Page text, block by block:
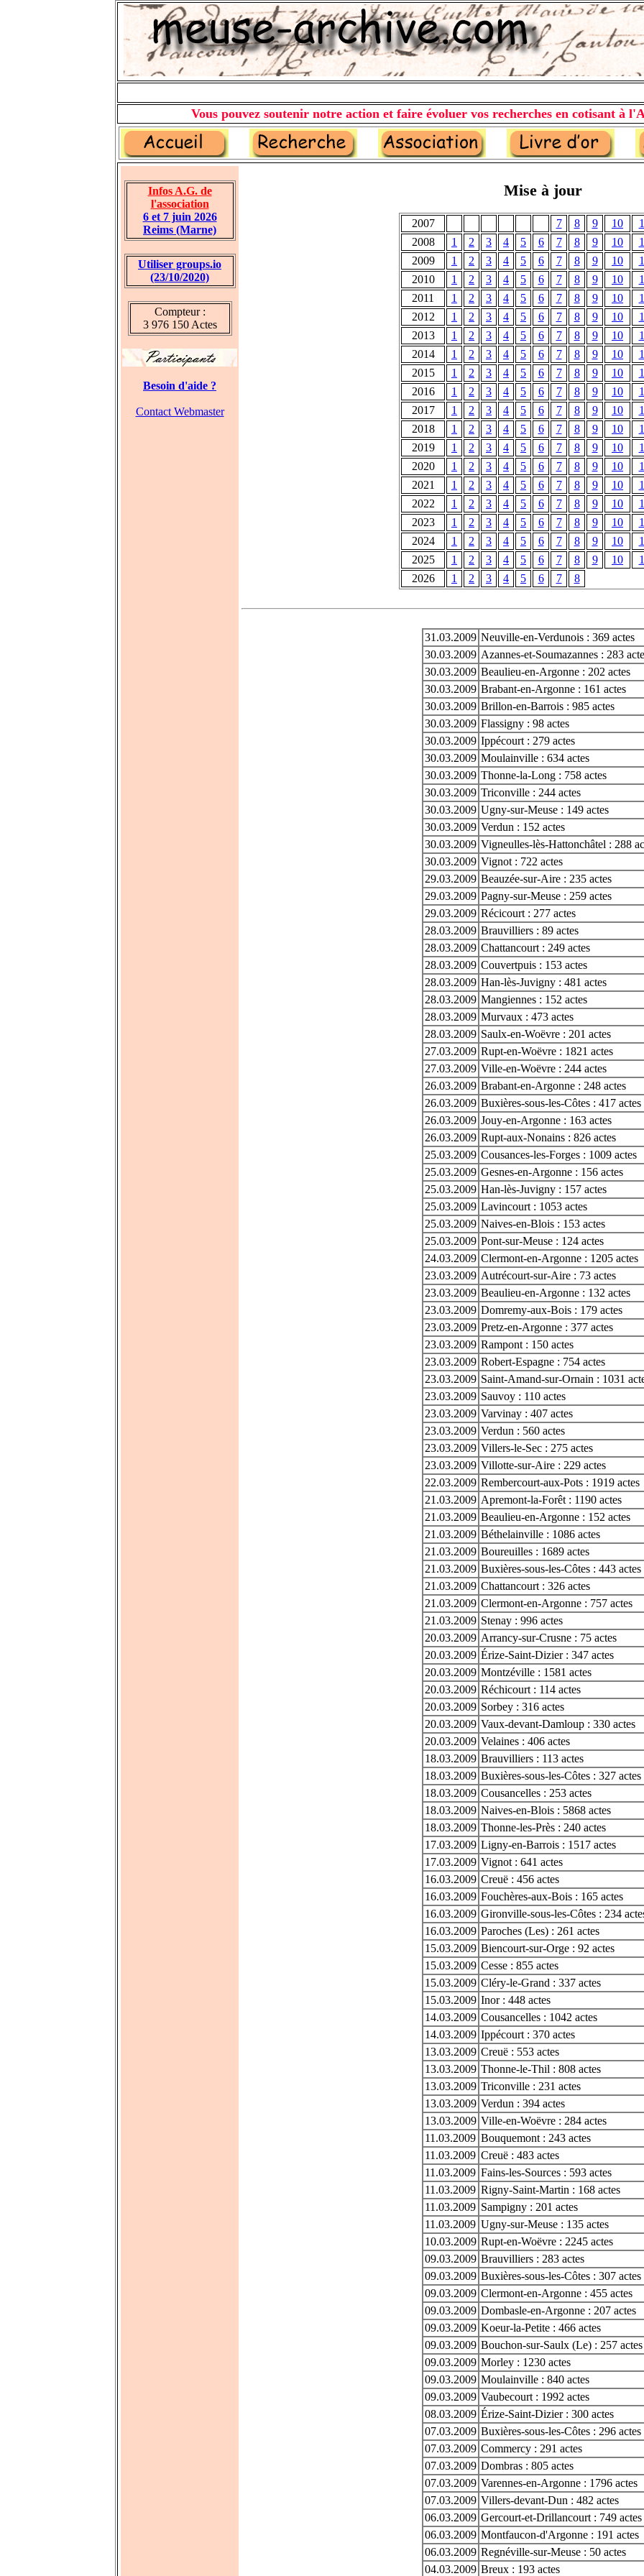
Vous pouvez soutenir notre action et faire évoluer vos recherches en cotisant à
Infos A.G. de
l'association
6 et 7 juin 2026
Reims (Marne)
Utiliser groups.io
(23/10/2020)
Compteur :
3 976 150 Actes
Besoin d'aide ?
Contact Webmaster
Mise à jour
2007 7 8 9 10
2008
1 2 3 4 5 6 7 8 9 10
2009
1 2 3 4 5 6 7 8 9 10
2010
1 2 3 4 5 6 7 8 9 10
2011
1 2 3 4 5 6 7 8 9 10
2012
1 2 3 4 5 6 7 8 9 10
2013
1 2 3 4 5 6 7 8 9 10
2014
1 2 3 4 5 6 7 8 9 10
2015
1 2 3 4 5 6 7 8 9 10
2016
1 2 3 4 5 6 7 8 9 10
2017
1 2 3 4 5 6 7 8 9 10
2018
1 2 3 4 5 6 7 8 9 10
2019
1 2 3 4 5 6 7 8 9 10
2020
1 2 3 4 5 6 7 8 9 10
2021
1 2 3 4 5 6 7 8 9 10
2022
1 2 3 4 5 6 7 8 9 10
2023
1 2 3 4 5 6 7 8 9 10
2024
1 2 3 4 5 6 7 8 9 10
2025
1 2 3 4 5 6 7 8 9 10
2026
1 2 3 4 5 6 7 8
31.03.2009 Neuville-en-Verdunois : 369 actes
30.03.2009 Azannes-et-Soumazannes : 283
30.03.2009 Beaulieu-en-Argonne : 202 actes
30.03.2009 Brabant-en-Argonne : 161 actes
30.03.2009 Brillon-en-Barrois : 985 actes
30.03.2009 Flassigny : 98 actes
30.03.2009 Ippécourt : 279 actes
30.03.2009 Moulainville : 634 actes
30.03.2009 Thonne-la-Long : 758 actes
30.03.2009 Triconville : 244 actes
30.03.2009 Ugny-sur-Meuse : 149 actes
30.03.2009 Verdun : 152 actes
30.03.2009 Vigneulles-lès-Hattonchâtel : 288
30.03.2009 Vignot : 722 actes
29.03.2009 Beauzée-sur-Aire : 235 actes
29.03.2009 Pagny-sur-Meuse : 259 actes
29.03.2009 Récicourt : 277 actes
28.03.2009 Brauvilliers : 89 actes
28.03.2009 Chattancourt : 249 actes
28.03.2009 Couvertpuis : 153 actes
28.03.2009 Han-lès-Juvigny : 481 actes
28.03.2009 Mangiennes : 152 actes
28.03.2009 Murvaux : 473 actes
28.03.2009 Saulx-en-Woëvre : 201 actes
27.03.2009 Rupt-en-Woëvre : 1821 actes
27.03.2009 Ville-en-Woëvre : 244 actes
26.03.2009 Brabant-en-Argonne : 248 actes
26.03.2009 Buxières-sous-les-Côtes : 417 actes
26.03.2009 Jouy-en-Argonne : 163 actes
26.03.2009 Rupt-aux-Nonains : 826 actes
25.03.2009 Cousances-les-Forges : 1009 actes
25.03.2009 Gesnes-en-Argonne : 156 actes
25.03.2009 Han-lès-Juvigny : 157 actes
25.03.2009 Lavincourt : 1053 actes
25.03.2009 Naives-en-Blois : 153 actes
25.03.2009 Pont-sur-Meuse : 124 actes
24.03.2009 Clermont-en-Argonne : 1205 actes
23.03.2009 Autrécourt-sur-Aire : 73 actes
23.03.2009 Beaulieu-en-Argonne : 132 actes
23.03.2009 Domremy-aux-Bois : 179 actes
23.03.2009 Pretz-en-Argonne : 377 actes
23.03.2009 Rampont : 150 actes
23.03.2009 Robert-Espagne : 754 actes
23.03.2009 Saint-Amand-sur-Ornain : 1031
23.03.2009 Sauvoy : 110 actes
23.03.2009 Varvinay : 407 actes
23.03.2009 Verdun : 560 actes
23.03.2009 Villers-le-Sec : 275 actes
23.03.2009 Villotte-sur-Aire : 229 actes
22.03.2009 Rembercourt-aux-Pots : 1919 actes
21.03.2009 Apremont-la-Forêt : 1190 actes
21.03.2009 Beaulieu-en-Argonne : 152 actes
21.03.2009 Béthelainville : 1086 actes
21.03.2009 Boureuilles : 1689 actes
21.03.2009 Buxières-sous-les-Côtes : 443 actes
21.03.2009 Chattancourt : 326 actes
21.03.2009 Clermont-en-Argonne : 757 actes
21.03.2009 Stenay : 996 actes
20.03.2009 Arrancy-sur-Crusne : 75 actes
20.03.2009 Érize-Saint-Dizier : 347 actes
20.03.2009 Montzéville : 1581 actes
20.03.2009 Réchicourt : 114 actes
20.03.2009 Sorbey : 316 actes
20.03.2009 Vaux-devant-Damloup : 330 actes
20.03.2009 Velaines : 406 actes
18.03.2009 Brauvilliers : 113 actes
18.03.2009 Buxières-sous-les-Côtes : 327 actes
18.03.2009 Cousancelles : 253 actes
18.03.2009 Naives-en-Blois : 5868 actes
18.03.2009 Thonne-les-Près : 240 actes
17.03.2009 Ligny-en-Barrois : 1517 actes
17.03.2009 Vignot : 641 actes
16.03.2009 Creuë : 456 actes
16.03.2009 Fouchères-aux-Bois : 165 actes
16.03.2009 Gironville-sous-les-Côtes : 234
16.03.2009 Paroches (Les) : 261 actes
15.03.2009 Biencourt-sur-Orge : 92 actes
15.03.2009 Cesse : 855 actes
15.03.2009 Cléry-le-Grand : 337 actes
15.03.2009 Inor : 448 actes
14.03.2009 Cousancelles : 1042 actes
14.03.2009 Ippécourt : 370 actes
13.03.2009 Creuë : 553 actes
13.03.2009 Thonne-le-Thil : 808 actes
13.03.2009 Triconville : 231 actes
13.03.2009 Verdun : 394 actes
13.03.2009 Ville-en-Woëvre : 284 actes
11.03.2009 Bouquemont : 243 actes
11.03.2009 Creuë : 483 actes
11.03.2009 Fains-les-Sources : 593 actes
11.03.2009 Rigny-Saint-Martin : 168 actes
11.03.2009 Sampigny : 201 actes
11.03.2009 Ugny-sur-Meuse : 135 actes
10.03.2009 Rupt-en-Woëvre : 2245 actes
09.03.2009 Brauvilliers : 283 actes
09.03.2009 Buxières-sous-les-Côtes : 307 actes
09.03.2009 Clermont-en-Argonne : 455 actes
09.03.2009 Dombasle-en-Argonne : 207 actes
09.03.2009 Koeur-la-Petite : 466 actes
09.03.2009 Bouchon-sur-Saulx (Le) : 257 actes
09.03.2009 Morley : 1230 actes
09.03.2009 Moulainville : 840 actes
09.03.2009 Vaubecourt : 1992 actes
08.03.2009 Érize-Saint-Dizier : 300 actes
07.03.2009 Buxières-sous-les-Côtes : 296 actes
07.03.2009 Commercy : 291 actes
07.03.2009 Dombras : 805 actes
07.03.2009 Varennes-en-Argonne : 1796 actes
07.03.2009 Villers-devant-Dun : 482 actes
06.03.2009 Gercourt-et-Drillancourt : 749 actes
06.03.2009 Montfaucon-d'Argonne : 191 actes
06.03.2009 Regnéville-sur-Meuse : 50 actes
04.03.2009 Breux : 193 actes